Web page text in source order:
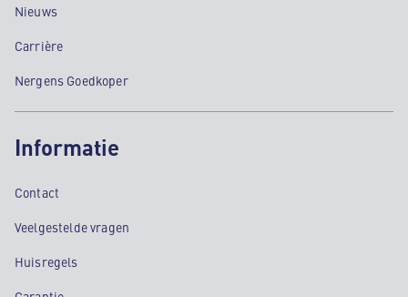
Nieuws
Carrière
Nergens Goedkoper
Informatie
Contact
Veelgestelde vragen
Huisregels